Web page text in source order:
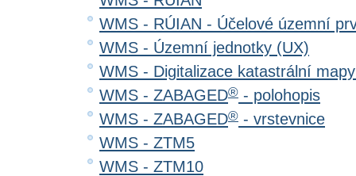
WMS - RÚIAN - Účelové územní
WMS - Územní jednotky (UX)
WMS - Digitalizace katastrální
WMS - ZABAGED® - polohopis
WMS - ZABAGED® - vrstevnice
WMS - ZTM5
WMS - ZTM10